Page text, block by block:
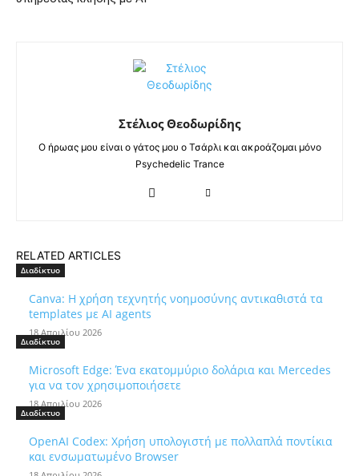
Στέλιος Θεοδωρίδης
Ο ήρωας μου είναι ο γάτος μου ο Τσάρλι και ακροάζομαι μόνο
Psychedelic Trance
RELATED ARTICLES
Διαδίκτυο
Canva: Η χρήση τεχνητής νοημοσύνης αντικαθιστά τα
templates με AI agents
18 Απριλίου 2026
Διαδίκτυο
Microsoft Edge: Ένα εκατομμύριο δολάρια και Mercedes
για να τον χρησιμοποιήσετε
18 Απριλίου 2026
Διαδίκτυο
OpenAI Codex: Χρήση υπολογιστή με πολλαπλά ποντίκια
και ενσωματωμένο Browser